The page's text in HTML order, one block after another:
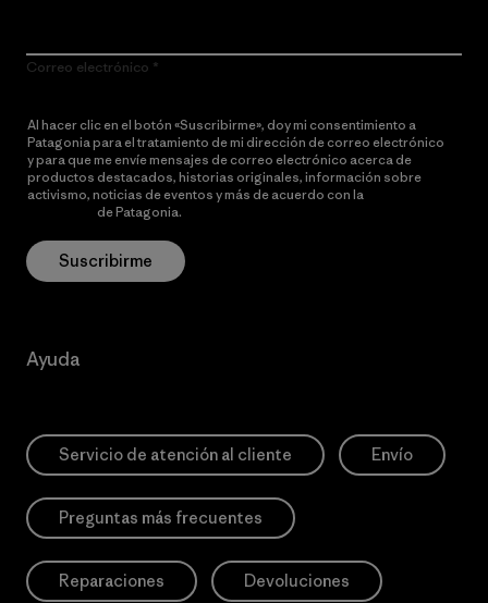
Correo electrónico
Al hacer clic en el botón «Suscribirme», doy mi consentimiento a
Patagonia para el tratamiento de mi dirección de correo electrónico
y para que me envíe mensajes de correo electrónico acerca de
productos destacados, historias originales, información sobre
activismo, noticias de eventos y más de acuerdo con la
de Patagonia.
Suscribirme
Ayuda
Servicio de atención al cliente Envío
Preguntas más frecuentes
Reparaciones Devoluciones